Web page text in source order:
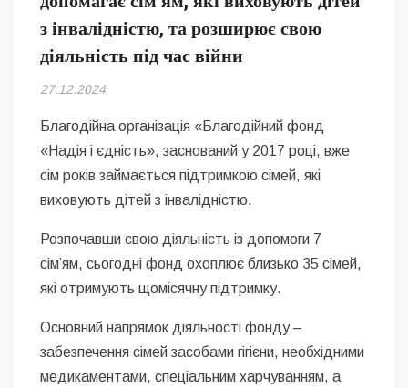
Безугла закликає валити Сирського
Світові бренди одягу та взуття: розвиток ринку та вплив на
сучасну моду
навколо керівництва армії
з інвалідністю, та розширює свою
діяльність під час війни
27.12.2024
Благодійна організація «Благодійний фонд
«Надія і єдність», заснований у 2017 році, вже
сім років займається підтримкою сімей, які
виховують дітей з інвалідністю.
Розпочавши свою діяльність із допомоги 7
сім’ям, сьогодні фонд охоплює близько 35 сімей,
які отримують щомісячну підтримку.
Основний напрямок діяльності фонду –
забезпечення сімей засобами гігієни, необхідними
медикаментами, спеціальним харчуванням, а